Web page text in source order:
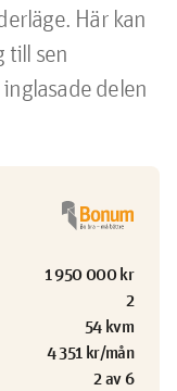
Här kan
till sen
delen
1 950 000 kr
2
54 kvm
4 351 kr/mån
2 av 6